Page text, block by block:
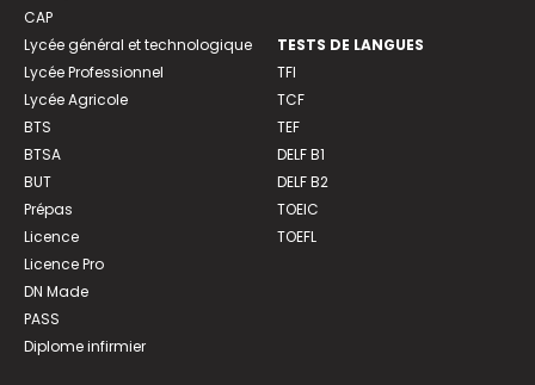
CAP
Lycée général et technologique
Lycée Professionnel
Lycée Agricole
BTS
BTSA
BUT
Prépas
Licence
Licence Pro
DN Made
PASS
Diplome infirmier
TESTS DE LANGUES
TFI
TCF
TEF
DELF B1
DELF B2
TOEIC
TOEFL